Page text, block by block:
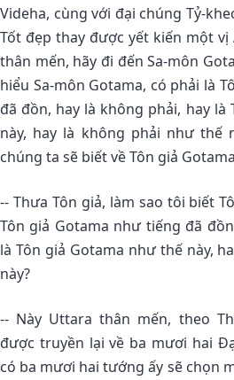
Videha, cùng với đại chúng Tỷ-
Tốt đẹp thay được yết kiến một vị
thân mến, hãy đi đến Sa-môn
hiểu Sa-môn Gotama, có phải là
đã đồn, hay là không phải, hay
này, hay là không phải như thế
chúng ta sẽ biết về Tôn giả
-- Thưa Tôn giả, làm sao tôi biết
Tôn giả Gotama như tiếng đã
là Tôn giả Gotama như thế này,
này?
-- Này Uttara thân mến, theo
được truyền lại về ba mươi hai
có ba mươi hai tướng ấy sẽ chọn